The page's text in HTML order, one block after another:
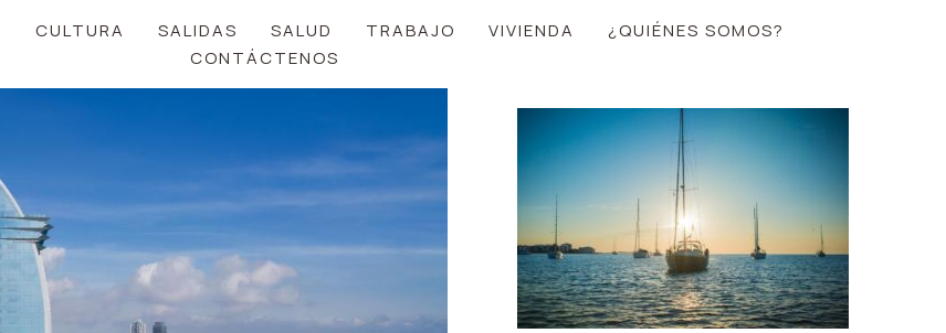
CULTURA SALIDAS SALUD TRABAJO VIVIENDA
¿QUIÉNES SOMOS?
CONTÁCTENOS